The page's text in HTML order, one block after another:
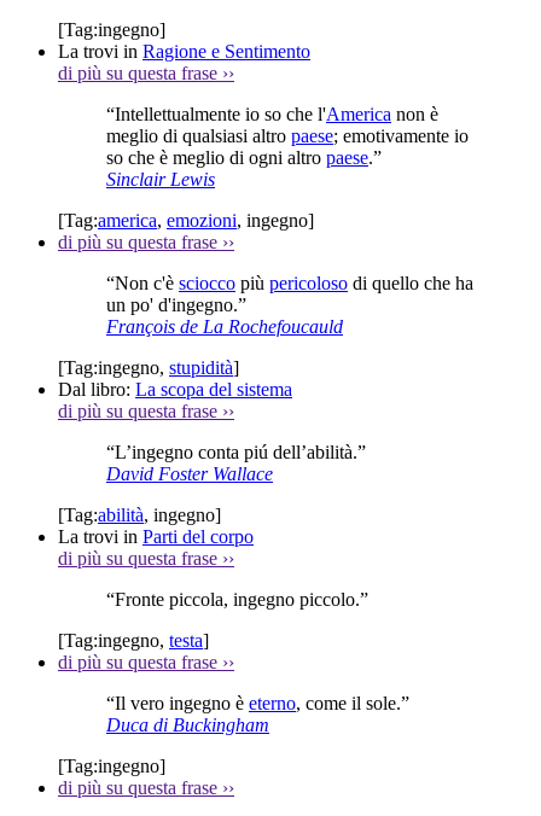
[Tag:ingegno]
La trovi in Ragione e Sentimento
di più su questa frase ››
“Intellettualmente io so che l'America non è
meglio di qualsiasi altro paese; emotivamente io
so che è meglio di ogni altro paese.”
Sinclair Lewis
[Tag:america, emozioni, ingegno]
di più su questa frase ››
“Non c'è sciocco più pericoloso di quello che ha
un po' d'ingegno.”
François de La Rochefoucauld
[Tag:ingegno, stupidità]
Dal libro: La scopa del sistema
di più su questa frase ››
“L’ingegno conta piú dell’abilità.”
David Foster Wallace
[Tag:abilità, ingegno]
La trovi in Parti del corpo
di più su questa frase ››
“Fronte piccola, ingegno piccolo.”
[Tag:ingegno, testa]
di più su questa frase ››
“Il vero ingegno è eterno, come il sole.”
Duca di Buckingham
[Tag:ingegno]
di più su questa frase ››